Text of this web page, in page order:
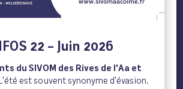
22 – Juin 2026
du SIVOM des Rives de l'Aa et
L'été est souvent synonyme d'évasion.